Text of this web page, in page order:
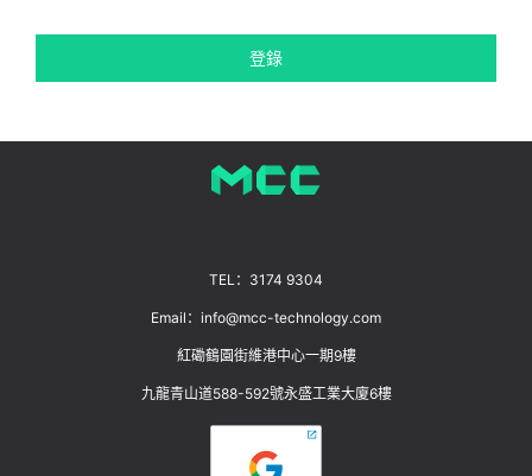
登錄
TEL： 3174 9304
Email： info@mcc-technology.com
紅磡鶴園街維港中心一期9樓
九龍青山道588-592號永盛工業大廈6樓